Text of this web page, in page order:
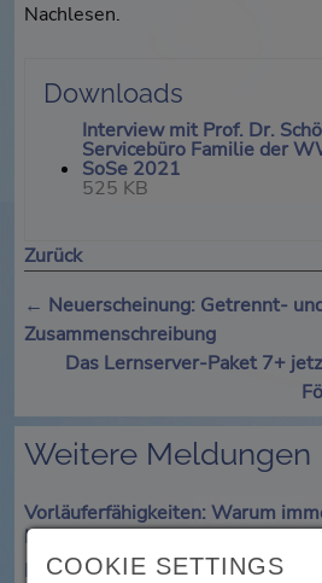
Nachlesen.
Downloads
Interview mit Prof. Dr.
Servicebüro Familie der
SoSe 2021
525 KB
Zurück
← Neuerscheinung: Getrennt-
Zusammenschreibung
Das Lernserver-Paket 7+
Weitere Meldungen
Vorläuferfähigkeiten: Warum
Kinder schon in der ersten
Bundesweite Umfrage: 85% der
COOKIE SETTINGS